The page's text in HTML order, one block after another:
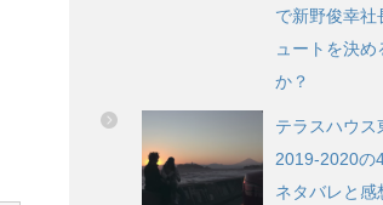
で新野俊幸社
ュートを決め
か？
テラスハウス
2019-2020の
ネタバレと感